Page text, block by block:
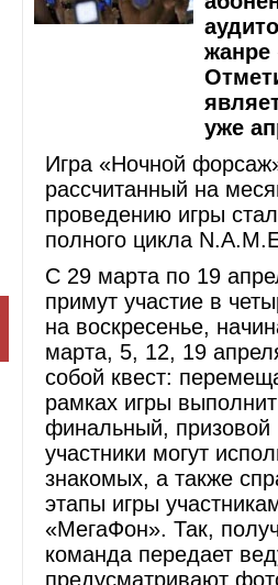
жанре
уже
Игра «Ночной
рассчитанный на
проведению игры
полного цикла
С 29 марта по 19
примут участие в
на воскресенье,
марта, 5, 12, 19
собой квест:
рамках игры
финальный,
участники могут
знакомых, а также
этапы игры
«МегаФон». Так,
команда передает
предусматривают